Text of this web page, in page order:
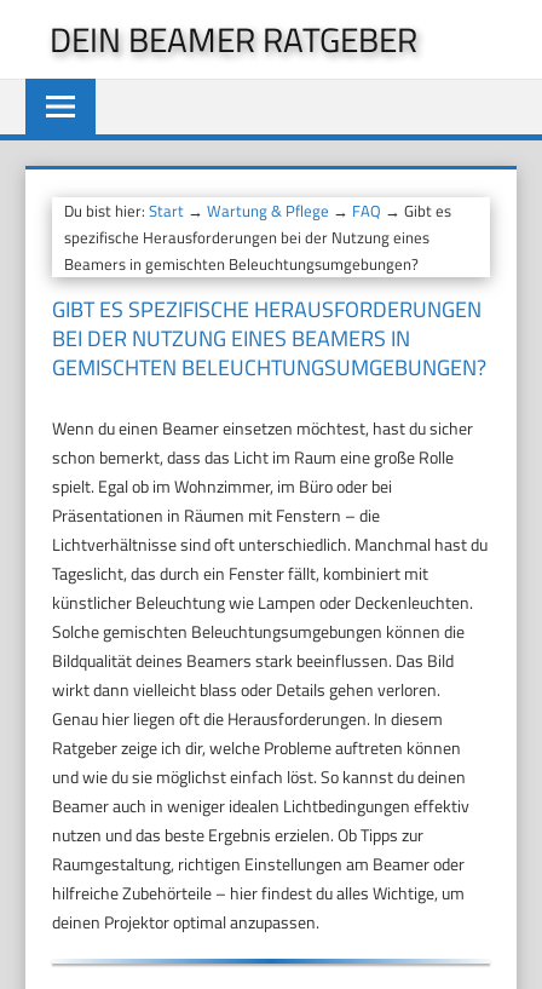
springen
DEIN BEAMER RATGEBER
Du bist hier:Start →Wartung & Pflege → FAQ → Gibt es
spezifische Herausforderungen bei der Nutzung eines
Beamers in gemischten Beleuchtungsumgebungen?
GIBT ES SPEZIFISCHE HERAUSFORDERUNGEN
BEI DER NUTZUNG EINES BEAMERS IN
GEMISCHTEN BELEUCHTUNGSUMGEBUNGEN?
Wenn du einen Beamer einsetzen möchtest, hast du sicher
schon bemerkt, dass das Licht im Raum eine große Rolle
spielt. Egal ob im Wohnzimmer, im Büro oder bei
Präsentationen in Räumen mit Fenstern – die
Lichtverhältnisse sind oft unterschiedlich. Manchmal hast du
Tageslicht, das durch ein Fenster fällt, kombiniert mit
künstlicher Beleuchtung wie Lampen oder Deckenleuchten.
Solche gemischten Beleuchtungsumgebungen können die
Bildqualität deines Beamers stark beeinflussen. Das Bild
wirkt dann vielleicht blass oder Details gehen verloren.
Genau hier liegen oft die Herausforderungen. In diesem
Ratgeber zeige ich dir, welche Probleme auftreten können
und wie du sie möglichst einfach löst. So kannst du deinen
Beamer auch in weniger idealen Lichtbedingungen effektiv
nutzen und das beste Ergebnis erzielen. Ob Tipps zur
Raumgestaltung, richtigen Einstellungen am Beamer oder
hilfreiche Zubehörteile – hier findest du alles Wichtige, um
deinen Projektor optimal anzupassen.